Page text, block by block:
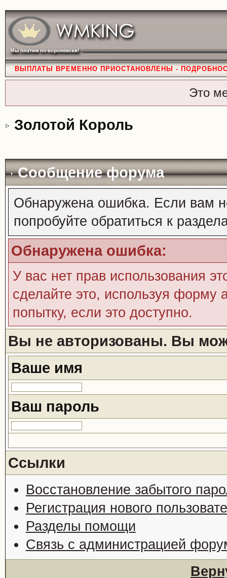
ВЫПЛАТЫ ВРЕМЕННО ПРИОСТАНОВЛЕНЫ -
Это
Золотой Король
Сообщение форума
Обнаружена ошибка. Если вам
попробуйте обратиться к
Обнаружена ошибка:
У вас нет прав использования
сделайте это, используя форму
попытку, если это доступно.
Вы не авторизованы. Вы
Ваше имя
Ваш пароль
Ссылки
Восстановление забытого
Регистрация нового
Разделы помощи
Связь с администрацией